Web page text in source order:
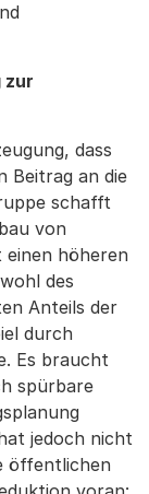
zur
dass
Beitrag an die
schafft
von
höheren
des
Anteils der
durch
Es braucht
spürbare
jedoch nicht
öffentlichen